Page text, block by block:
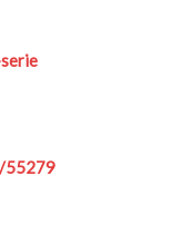
55279